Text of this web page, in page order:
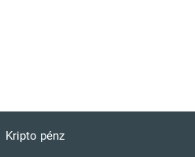
Kripto pénz